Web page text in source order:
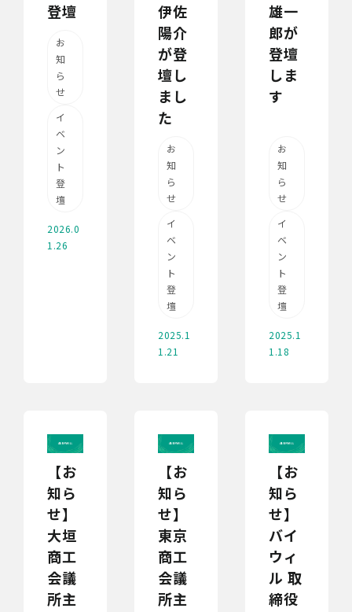
登壇
お
知
ら
せ
イ
ベ
ン
ト
登
壇
2026.0
1.26
伊佐
陽介
が登
壇し
まし
た
お
知
ら
せ
イ
ベ
ン
ト
登
壇
2025.1
1.21
雄一
郎が
登壇
しま
す
お
知
ら
せ
イ
ベ
ン
ト
登
壇
2025.1
1.18
【お
知ら
せ】
大垣
商工
会議
所主
【お
知ら
せ】
東京
商工
会議
所主
【お
知ら
せ】
バイ
ウィ
ル 取
締役